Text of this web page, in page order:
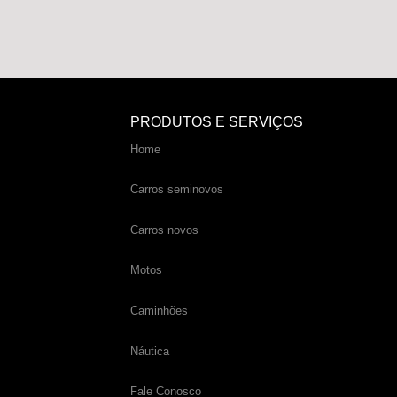
PRODUTOS E SERVIÇOS
Home
Carros seminovos
Carros novos
Motos
Caminhões
Náutica
Fale Conosco